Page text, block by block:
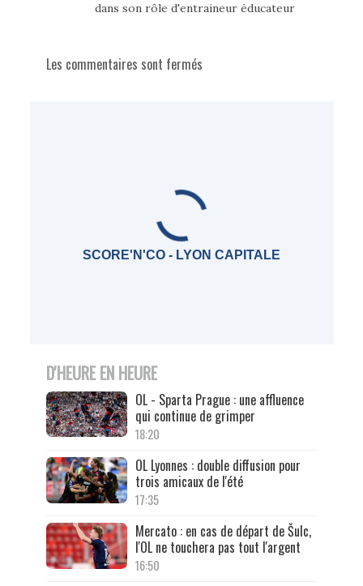
dans son rôle d'entraineur éducateur
Les commentaires sont fermés
SCORE'N'CO - LYON CAPITALE
D'HEURE EN HEURE
OL - Sparta Prague : une affluence
qui continue de grimper
18:20
OL Lyonnes : double diffusion pour
trois amicaux de l'été
17:35
Mercato : en cas de départ de Šulc,
l'OL ne touchera pas tout l'argent
16:50